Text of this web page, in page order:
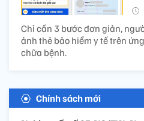
Chỉ cần 3 bước đơn giản,
ảnh thẻ bảo hiểm y tế trên
chữa bệnh.
Chính sách mới